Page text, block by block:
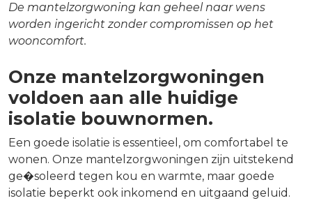
De mantelzorgwoning kan geheel naar wens
worden ingericht zonder compromissen op het
wooncomfort.
Onze mantelzorgwoningen
voldoen aan alle huidige
isolatie bouwnormen.
Een goede isolatie is essentieel, om comfortabel te
wonen. Onze mantelzorgwoningen zijn uitstekend
ge�soleerd tegen kou en warmte, maar goede
isolatie beperkt ook inkomend en uitgaand geluid.